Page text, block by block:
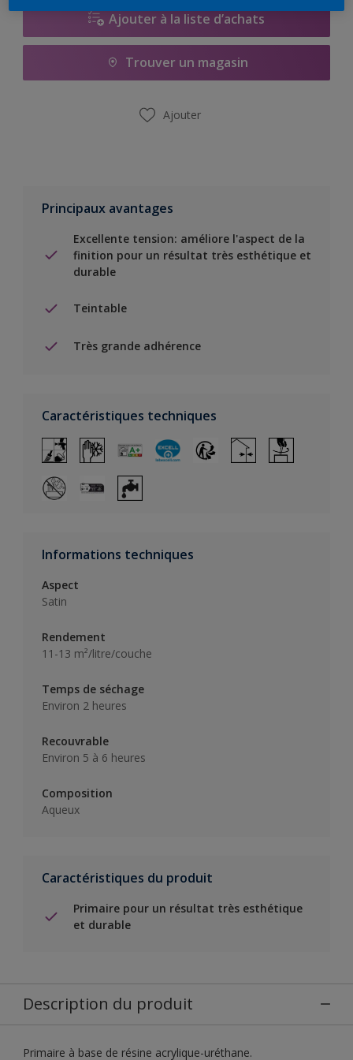
Ajouter à la liste d’achats
Trouver un magasin
Ajouter
Principaux avantages
Excellente tension: améliore l'aspect de la
finition pour un résultat très esthétique et
durable
Teintable
Très grande adhérence
Caractéristiques techniques
Informations techniques
Aspect
Satin
Rendement
11-13 m²/litre/couche
Temps de séchage
Environ 2 heures
Recouvrable
Environ 5 à 6 heures
Composition
Aqueux
Caractéristiques du produit
Primaire pour un résultat très esthétique
et durable
Description du produit
Primaire à base de résine acrylique-uréthane.